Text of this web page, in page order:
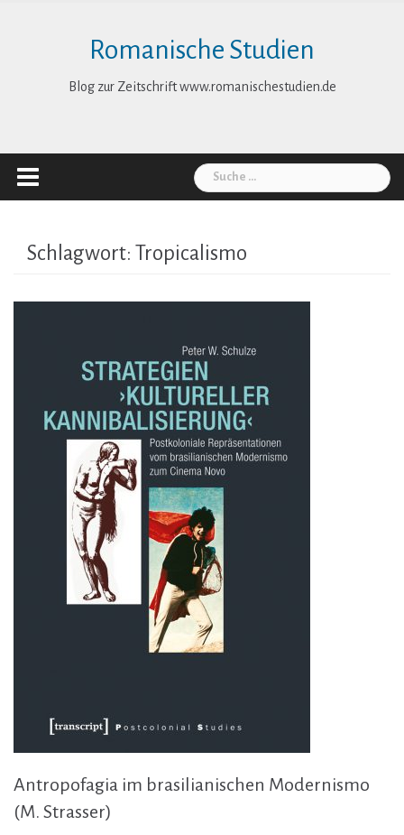
Romanische Studien
Blog zur Zeitschrift www.romanischestudien.de
Suche
nach:
Schlagwort: Tropicalismo
Antropofagia im brasilianischen Modernismo
(M. Strasser)